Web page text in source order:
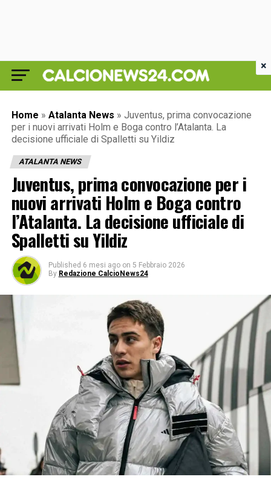
Home » Atalanta News » Juventus, prima convocazione
per i nuovi arrivati Holm e Boga contro l’Atalanta. La
decisione ufficiale di Spalletti su Yildiz
ATALANTA NEWS
Juventus, prima convocazione per i
nuovi arrivati Holm e Boga contro
l’Atalanta. La decisione ufficiale di
Spalletti su Yildiz
Published 6 mesi ago on 5 Febbraio 2026
By Redazione CalcioNews24
×